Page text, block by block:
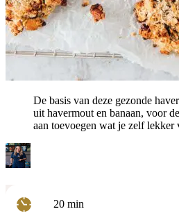
De basis van deze gezonde
uit havermout en banaan, voor
aan toevoegen wat je zelf lekker
20minuten
min